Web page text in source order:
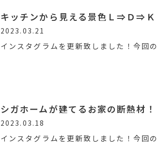
キッチンから見える景色Ｌ⇒Ｄ⇒
2023.03.21
インスタグラムを更新致しました！今回
シガホームが建てるお家の断熱材
2023.03.18
インスタグラムを更新致しました！今回